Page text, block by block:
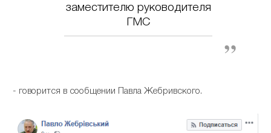
заместителю руководителя
ГМС
- говорится в сообщении Павла Жебривского.